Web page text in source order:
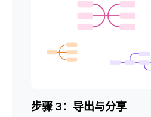
步骤 3：导出与分享